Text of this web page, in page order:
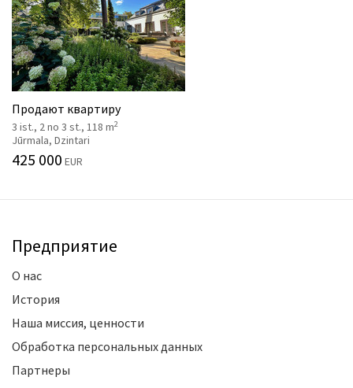
Продают квартиру
3 ist., 2 no 3 st., 118 m2
Jūrmala, Dzintari
425 000 EUR
Предприятие
О нас
История
Наша миссия, ценности
Обработка персональных данных
Партнеры